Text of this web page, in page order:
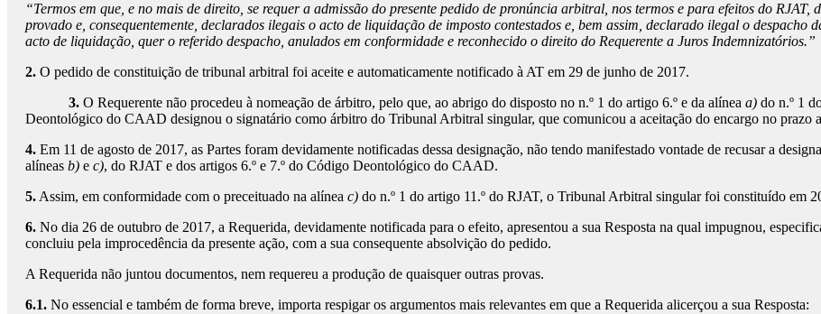
“Termos em que, e no mais de direito, se requer a admissão do presente pedido de pronúncia arbitral, nos termos e para efeitos do RJAT,
provado e, consequentemente, declarados ilegais o acto de liquidação de imposto contestados e, bem assim, declarado ilegal o despacho
acto de liquidação, quer o referido despacho, anulados em conformidade e reconhecido o direito do Requerente a Juros Indemnizatórios.”
2. O pedido de constituição de tribunal arbitral foi aceite e automaticamente notificado à AT em 29 de junho de 2017.
3. O Requerente não procedeu à nomeação de árbitro, pelo que, ao abrigo do disposto no n.º 1 do artigo 6.º e da alínea a) do n.º 1
Deontológico do CAAD designou o signatário como árbitro do Tribunal Arbitral singular, que comunicou a aceitação do encargo no prazo
4. Em 11 de agosto de 2017, as Partes foram devidamente notificadas dessa designação, não tendo manifestado vontade de recusar a
alíneas b) e c), do RJAT e dos artigos 6.º e 7.º do Código Deontológico do CAAD.
5. Assim, em conformidade com o preceituado na alínea c) do n.º 1 do artigo 11.º do RJAT, o Tribunal Arbitral singular foi constituído em
6. No dia 26 de outubro de 2017, a Requerida, devidamente notificada para o efeito, apresentou a sua Resposta na qual impugnou,
concluiu pela improcedência da presente ação, com a sua consequente absolvição do pedido.
A Requerida não juntou documentos, nem requereu a produção de quaisquer outras provas.
6.1. No essencial e também de forma breve, importa respigar os argumentos mais relevantes em que a Requerida alicerçou a sua Resposta: